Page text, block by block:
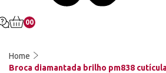
00
Home
Broca diamantada brilho pm838